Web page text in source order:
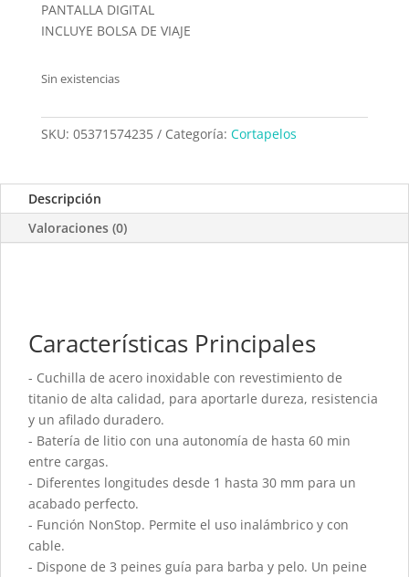
PANTALLA DIGITAL
INCLUYE BOLSA DE VIAJE
Sin existencias
SKU: 05371574235 Categoría: Cortapelos
Descripción
Valoraciones (0)
Características Principales
- Cuchilla de acero inoxidable con revestimiento de
titanio de alta calidad, para aportarle dureza, resistencia
y un afilado duradero.
- Batería de litio con una autonomía de hasta 60 min
entre cargas.
- Diferentes longitudes desde 1 hasta 30 mm para un
acabado perfecto.
- Función NonStop. Permite el uso inalámbrico y con
cable.
- Dispone de 3 peines guía para barba y pelo. Un peine